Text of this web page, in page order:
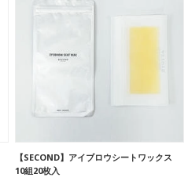
【SECOND】アイブロウシートワックス
10組20枚入